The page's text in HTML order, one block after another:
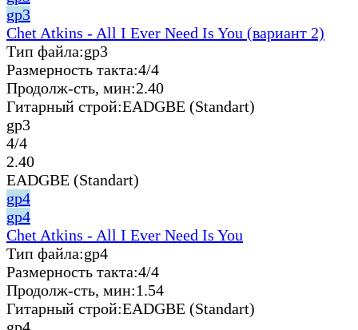
gp3
Chet Atkins - All I Ever Need Is You (вариант 2)
Тип файла:gp3
Размерность такта:4/4
Продолж-сть, мин:2.40
Гитарный строй:EADGBE (Standart)
gp3
4/4
2.40
EADGBE (Standart)
gp4
gp4
Chet Atkins - All I Ever Need Is You
Тип файла:gp4
Размерность такта:4/4
Продолж-сть, мин:1.54
Гитарный строй:EADGBE (Standart)